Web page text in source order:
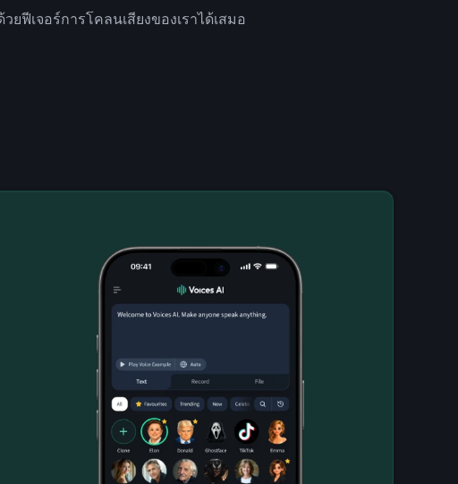
ฟีเจอร์การโคลนเสียงของเราได้เสมอ